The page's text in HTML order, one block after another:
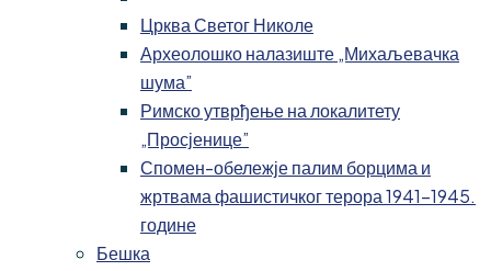
Црква Светог Николе
Археолошко налазиште „Михаљевачка
шума”
Римско утврђење на локалитету
„Просјенице”
Спомен-обележје палим борцима и
жртвама фашистичког терора 1941-1945.
године
Бешка